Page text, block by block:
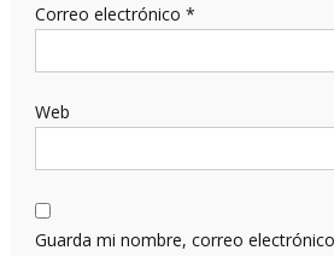
Correo electrónico *
Web
Guarda mi nombre, correo